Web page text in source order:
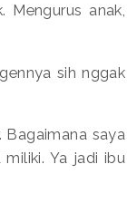
Mengurus anak,
sih nggak
saya
Ya jadi ibu